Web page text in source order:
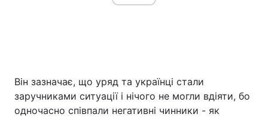
Він зазначає, що уряд та українці стали
заручниками ситуації і нічого не могли вдіяти, бо
одночасно співпали негативні чинники - як